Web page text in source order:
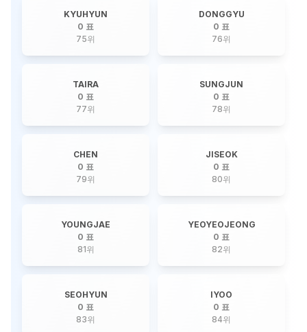
KYUHYUN
0 표
75위
DONGGYU
0 표
76위
TAIRA
0 표
77위
SUNGJUN
0 표
78위
CHEN
0 표
79위
JISEOK
0 표
80위
YOUNGJAE
0 표
81위
YEOYEOJEONG
0 표
82위
SEOHYUN
0 표
83위
IYOO
0 표
84위